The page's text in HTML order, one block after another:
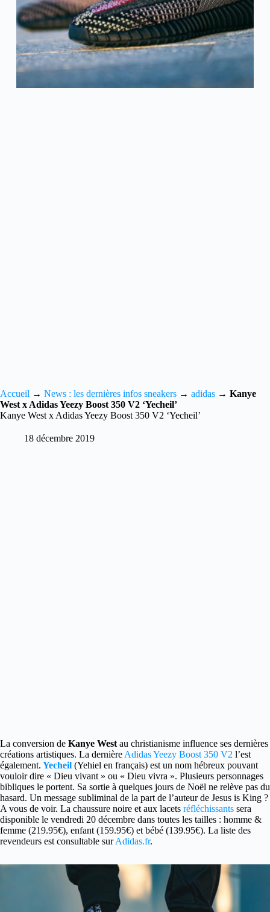
Accueil → News : les dernières infos sneakers → adidas → Kanye
West x Adidas Yeezy Boost 350 V2 ‘Yecheil’
Kanye West x Adidas Yeezy Boost 350 V2 ‘Yecheil’
18 décembre 2019
La conversion de Kanye West au christianisme influence ses dernières
créations artistiques. La dernière Adidas Yeezy Boost 350 V2 l’est
également. Yecheil (Yehiel en français) est un nom hébreux pouvant
vouloir dire « Dieu vivant » ou « Dieu vivra ». Plusieurs personnages
bibliques le portent. Sa sortie à quelques jours de Noël ne relève pas du
hasard. Un message subliminal de la part de l’auteur de Jesus is King ?
A vous de voir. La chaussure noire et aux lacets réfléchissants sera
disponible le vendredi 20 décembre dans toutes les tailles : homme &
femme (219.95€), enfant (159.95€) et bébé (139.95€). La liste des
revendeurs est consultable surAdidas.fr.